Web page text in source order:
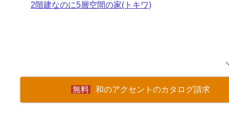
2階建なのに5層空間の家(トキワ)
和のアクセントのカタログ請求